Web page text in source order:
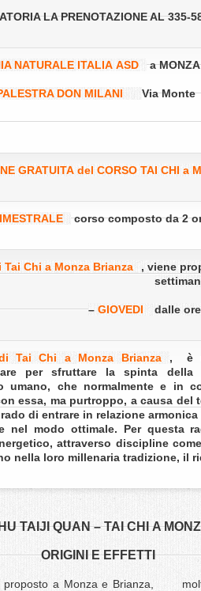
LA PRENOTAZIONE AL
NATURALE ITALIA ASD a
DON MILANI Via Monte
GRATUITA del CORSO TAI CHI a
corso composto da 2
Chi a Monza Brianza
, viene
– GIOVEDI dalle
Tai Chi a Monza Brianza , è
per sfruttare la spinta
umano, che normalmente e in
essa, ma purtroppo, a causa
di entrare in relazione
nel modo ottimale. Per questa
attraverso discipline
nella loro millenaria tradizione, il
TAIJI QUAN – TAI CHI A
ORIGINI E EFFETTI
proposto a Monza e Brianza,